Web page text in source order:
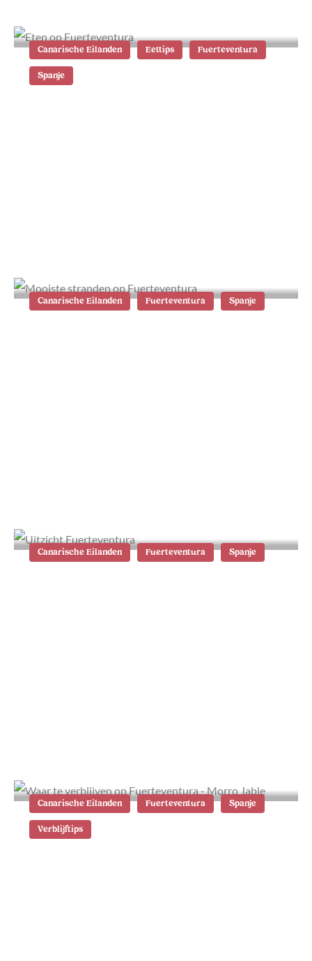
Canarische Eilanden Eettips Fuerteventura
Spanje
Canarische Eilanden Fuerteventura Spanje
Canarische Eilanden Fuerteventura Spanje
Canarische Eilanden Fuerteventura Spanje
Verblijftips